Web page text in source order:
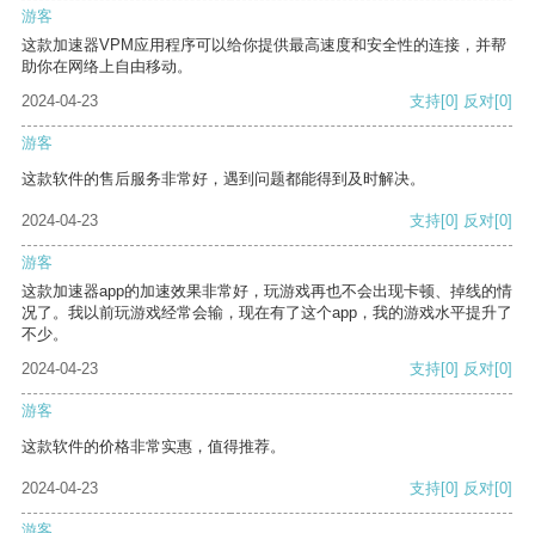
游客
这款加速器VPM应用程序可以给你提供最高速度和安全性的连接，并帮
助你在网络上自由移动。
2024-04-23
支持[0] 反对[0]
游客
这款软件的售后服务非常好，遇到问题都能得到及时解决。
2024-04-23 支持[0] 反对[0]
游客
这款加速器app的加速效果非常好，玩游戏再也不会出现卡顿、掉线的情
况了。我以前玩游戏经常会输，现在有了这个app，我的游戏水平提升了
不少。
2024-04-23
支持[0] 反对[0]
游客
这款软件的价格非常实惠，值得推荐。
2024-04-23 支持[0] 反对[0]